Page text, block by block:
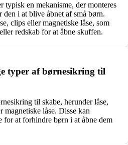
typisk en mekanisme, der monteres
i at blive åbnet af små børn.
clips eller magnetiske låse, som
redskab for at åbne skuffen.
typer af børnesikring til
til skabe, herunder låse,
låse. Disse kan
for at forhindre børn i at åbne dem